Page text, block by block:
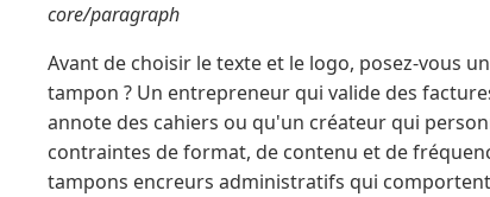
core/paragraph
Avant de choisir le texte et le logo, posez-vous
tampon ? Un entrepreneur qui valide des
annote des cahiers ou qu'un créateur qui
contraintes de format, de contenu et de
tampons encreurs administratifs qui